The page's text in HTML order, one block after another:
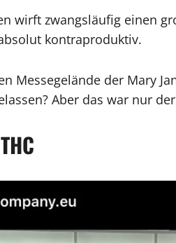
wirft zwangsläufig einen
kontraproduktiv.
Messegelände der Mary
Aber das war nur